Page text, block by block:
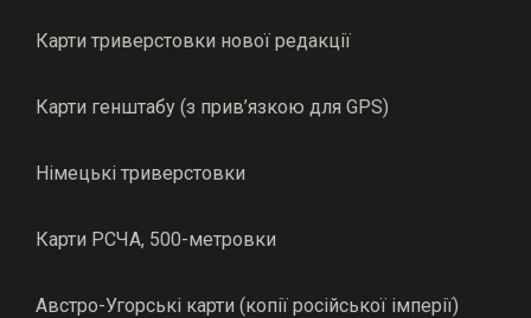
Карти триверстовки нової редакції
Карти генштабу (з прив’язкою для GPS)
Німецькі триверстовки
Карти РСЧА, 500-метровки
Австро-Угорські карти (копії російської імперії)